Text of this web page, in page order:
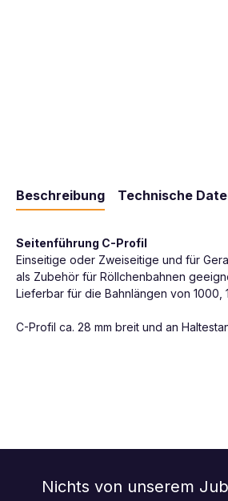
Beschreibung Technische
Seitenführung C-Profil
Einseitige oder Zweiseitige und für
als Zubehör für Röllchenbahnen
Lieferbar für die Bahnlängen von 1000,
C-Profil ca. 28 mm breit und an
Nichts von unserem